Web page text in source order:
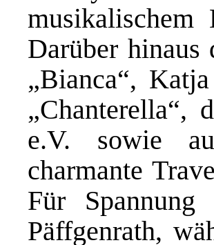
musikalischem
Darüber
„Bianca“,
„Chanterella“,
e.V. sowie
charmante
Für
Päffgenrath,